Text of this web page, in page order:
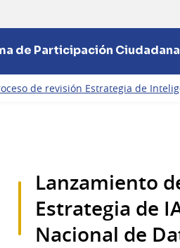
de Participación
de revisión Estrategia de
Lanzamiento
Estrategia de
Nacional de